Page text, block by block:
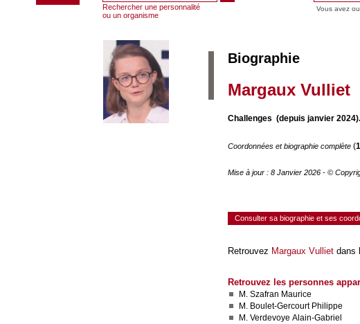
Rechercher une personnalité
ou un organisme
Vous avez
Biographie
Margaux Vulliet
Challenges (depuis janvier 2024).
Coordonnées et biographie complète (
Mise à jour : 8 Janvier 2026 - ©
Consulter sa biographie et ses
Retrouvez Margaux Vulliet dans
Retrouvez les personnes
M. Szafran Maurice
M. Boulet-Gercourt Philippe
M. Verdevoye Alain-Gabriel